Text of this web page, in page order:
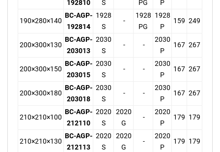
192810
S
PG
P
190×280×140
BC-AGP-
192814
1928
S
-
1928
PG
1928
P
159 249
200×300×130
BC-AGP-
203013
2030
S
- -
2030
P
167 267
200×300×150
BC-AGP-
203015
2030
S
- -
2030
P
167 267
200×300×180
BC-AGP-
203018
2030
S
- -
2030
P
167 267
210×210×100
BC-AGP-
212110
2020
S
2020
G
-
2020
P
179 179
210×210×130
BC-AGP-
212113
2020
S
2020
G
-
2020
P
179 179